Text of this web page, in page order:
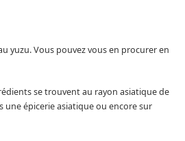
yuzu. Vous pouvez vous en procurer en
se trouvent au rayon asiatique de
une épicerie asiatique ou encore sur